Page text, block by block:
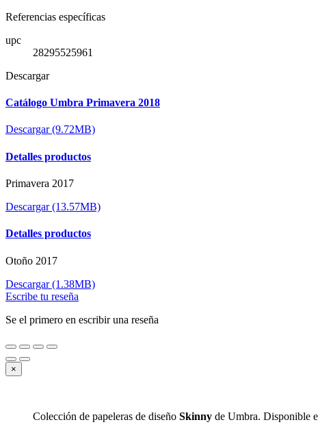
Referencias específicas
upc
28295525961
Descargar
Catálogo Umbra Primavera 2018
Descargar (9.72MB)
Detalles productos
Primavera 2017
Descargar (13.57MB)
Detalles productos
Otoño 2017
Descargar (1.38MB)
Escribe tu reseña
Se el primero en escribir una reseña
×
Colección de papeleras de diseño Skinny de Umbra. Disponible